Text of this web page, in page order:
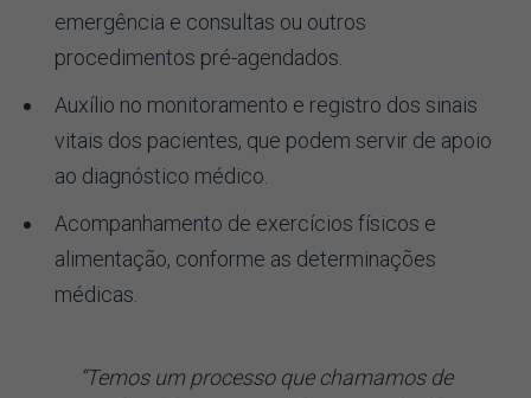
emergência e consultas ou outros
procedimentos pré-agendados.
Auxílio no monitoramento e registro dos sinais
vitais dos pacientes, que podem servir de apoio
ao diagnóstico médico.
Acompanhamento de exercícios físicos e
alimentação, conforme as determinações
médicas.
“Temos um processo que chamamos de